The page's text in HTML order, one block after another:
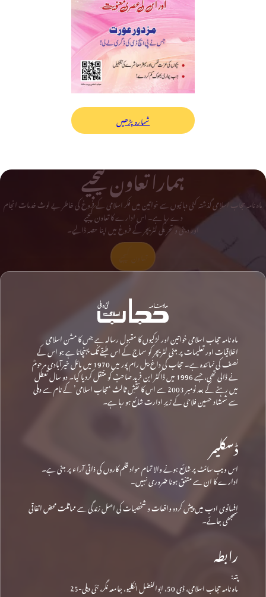
شمارہ پڑھیں
ہمارا تعاون کیجیے
ماہ نامہ حجاب اسلامی گذشتہ کئی دہائیوں سے خواتین میں فکر اسلامی کے فروغ کی خاطر بے لوث خدمات انجام
دے رہا ہے۔ اس ادارے کا تعاون کیجیے
اور دینی و تحریکی لٹریچر کے فروغ میں اپنا حصہ ڈالیے۔
ماہ نامہ حجاب اسلامی خواتین اور لڑکیوں کا مقبول رسالہ ہے جس کا مشن اسلامی
اخلاقیات اور تعلیمات پر مبنی لٹریچر کو سماج کے اس طبقے تک پہنچانا ہے جو اس کے
نصف کی نمائندہ ہے۔ حجاب کی داغ بیل رام پور میں 1970 میں مائل خیرآبادی مرحومؒ
نے ڈالی تھی، جسے 1996 میں ڈاکٹر ابن فرید صاحبؒ کو منتقل کردیا گیا۔ دو سال تعطل
میں رہنے کے بعد نومبر 2003 سے اس کا نقشِ ثالث ‘حجاب اسلامی’ کے نام سے دہلی
سے شمشاد حسین فلاحی کے زیرِ ادارت شائع ہو رہا ہے۔
ڈسکلیمر
اس ویب سائٹ پر شائع ہونے والا تمام مواد قلم کاروں کی ذاتی آراء پر مبنی ہے۔
ادارے کا ان سے متفق ہونا ضروری نہیں۔
افسانوی ادب میں پیش کردہ واقعات و شخصیات کی اصل زندگی سے مماثلت محض اتفاقی
سمجھی جائے۔
رابطہ
پتہ:
ماہ نامہ حجاب اسلامی، ڈی 50، ابوالفضل انکلیو، جامعہ نگر، نئی دہلی-25